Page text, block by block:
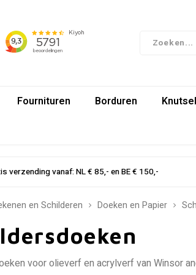
Fournituren Borduren
verzending vanaf: NL € 85,- en BE € 150,-
en Schilderen Doeken en Papier
voor olieverf en acrylverf van Winsor